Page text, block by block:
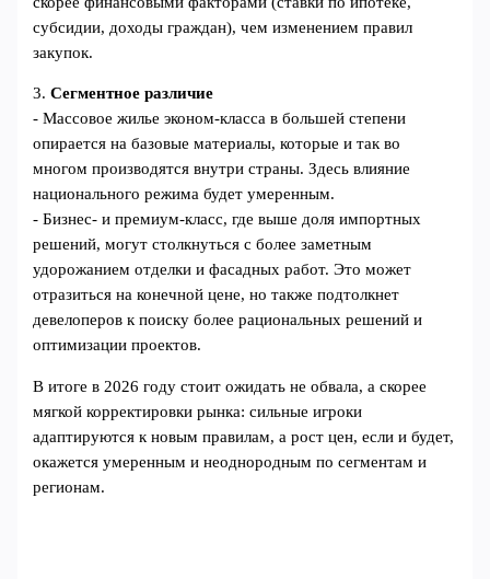
субсидии, доходы граждан), чем изменением правил
закупок.
3.Сегментное различие
- Массовое жилье эконом‑класса в большей степени
опирается на базовые материалы, которые и так во
многом производятся внутри страны. Здесь влияние
национального режима будет умеренным.
- Бизнес‑ и премиум‑класс, где выше доля импортных
решений, могут столкнуться с более заметным
удорожанием отделки и фасадных работ. Это может
отразиться на конечной цене, но также подтолкнет
девелоперов к поиску более рациональных решений и
оптимизации проектов.
В итоге в 2026 году стоит ожидать не обвала, а скорее
мягкой корректировки рынка: сильные игроки
адаптируются к новым правилам, а рост цен, если и будет,
окажется умеренным и неоднородным по сегментам и
регионам.